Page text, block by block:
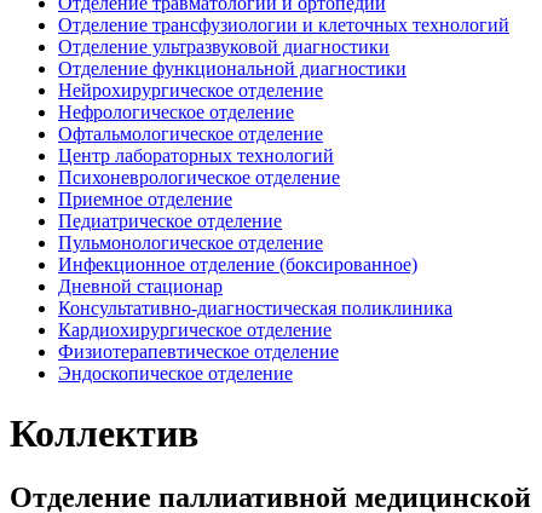
Отделение трансфузиологии и клеточных технологий
Отделение ультразвуковой диагностики
Отделение функциональной диагностики
Нейрохирургическое отделение
Нефрологическое отделение
Офтальмологическое отделение
Центр лабораторных технологий
Психоневрологическое отделение
Приемное отделение
Педиатрическое отделение
Пульмонологическое отделение
Инфекционное отделение (боксированное)
Дневной стационар
Консультативно-диагностическая поликлиника
Кардиохирургическое отделение
Физиотерапевтическое отделение
Эндоскопическое отделение
Коллектив
Отделение паллиативной медицинской